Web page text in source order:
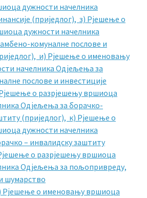
дужности начелника
(приједлог), з) Рјешење о
дужности начелника
комуналне послове и
и) Рјешење о именовању
начелника Одјељења за
послове и инвестиције
Рјешење о разрјешењу вршиоца
Одјељења за борачко-
(приједлог), к) Рјешење о
дужности начелника
– инвалидску заштиту
о разрјешењу вршиоца
Одјељења за пољопривреду,
шумарство
о именовању вршиоца